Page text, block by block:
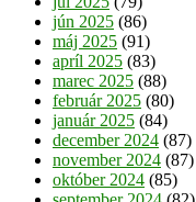
jún 2025 (86)
máj 2025 (91)
apríl 2025 (83)
marec 2025 (88)
február 2025 (80)
január 2025 (84)
december 2024 (87)
november 2024 (87)
október 2024 (85)